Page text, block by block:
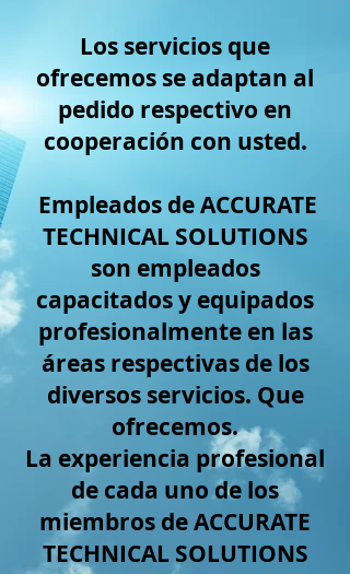
Los servicios que
ofrecemos se adaptan al
pedido respectivo en
cooperación con usted.
Empleados de ACCURATE
TECHNICAL SOLUTIONS
son empleados
capacitados y equipados
profesionalmente en las
áreas respectivas de los
diversos servicios. Que
ofrecemos.
La experiencia profesional
de cada uno de los
miembros de ACCURATE
TECHNICAL SOLUTIONS